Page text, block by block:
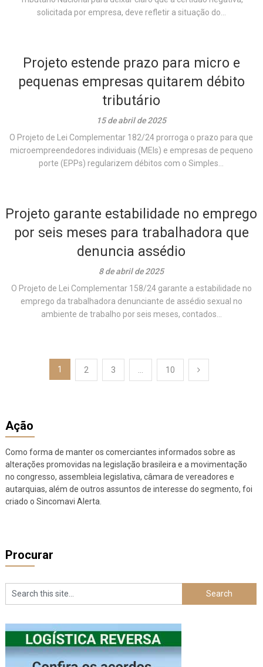
solicitada por empresa, deve refletir a situação do...
Projeto estende prazo para micro e
pequenas empresas quitarem débito
tributário
15 de abril de 2025
O Projeto de Lei Complementar 182/24 prorroga o prazo para que
microempreendedores individuais (MEIs) e empresas de pequeno
porte (EPPs) regularizem débitos com o Simples...
Projeto garante estabilidade no emprego
por seis meses para trabalhadora que
denuncia assédio
8 de abril de 2025
O Projeto de Lei Complementar 158/24 garante a estabilidade no
emprego da trabalhadora denunciante de assédio sexual no
ambiente de trabalho por seis meses, contados...
Paginação
1 2 3 10
Ação
Como forma de manter os comerciantes informados sobre as
alterações promovidas na legislação brasileira e a movimentação
no congresso, assembleia legislativa, câmara de vereadores e
autarquias, além de outros assuntos de interesse do segmento, foi
criado o Sincomavi Alerta.
Procurar